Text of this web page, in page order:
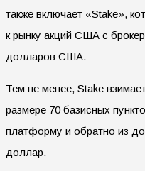
также включает «Stake»,
к рынку акций США с
долларов США.
Тем не менее, Stake
размере 70 базисных
платформу и обратно из
доллар.